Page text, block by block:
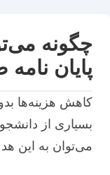
چگونه
پایان
کاهش هزینه‌ها
بسیاری از
می‌توان به این